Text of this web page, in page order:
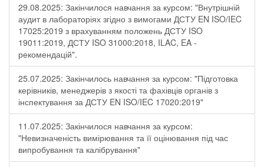
29.08.2025: Закінчилося навчання за курсом: "Внутрішній
аудит в лабораторіях згідно з вимогами ДСТУ EN ISO/IEC
17025:2019 з врахуванням положень ДСТУ ISO
19011:2019, ДСТУ ISO 31000:2018, ILAC, EA -
рекомендацій".
25.07.2025: Закінчилось навчання за курсом: "Підготовка
керівників, менеджерів з якості та фахівців органів з
інспектування за ДСТУ EN ISO/IEC 17020:2019"
11.07.2025: Закінчилося навчання за курсом:
"Невизначеність вимірювання та її оцінювання під час
випробування та калібрування"